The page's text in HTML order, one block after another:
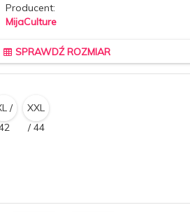
Producent:
MijaCulture
SPRAWDŹ ROZMIAR
/
XXL
/ 44